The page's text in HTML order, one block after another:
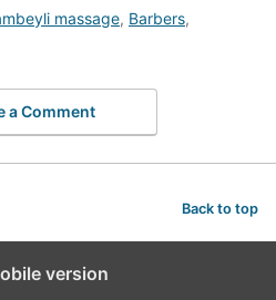
massage, Barbers,
a Comment
Back to top
version